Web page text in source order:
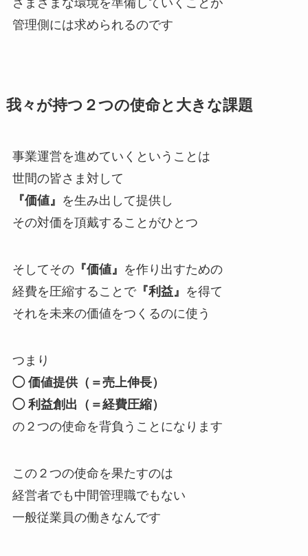
さまざまな環境を準備していくことが
管理側には求められるのです
我々が持つ２つの使命と大きな課題
事業運営を進めていくということは
世間の皆さま対して
『価値』 を生み出して提供し
その対価を頂戴することがひとつ
そしてその『価値』 を作り出すための
経費を圧縮することで『利益』 を得て
それを未来の価値をつくるのに使う
つまり
◯ 価値提供（＝売上伸長）
◯ 利益創出（＝経費圧縮）
の２つの使命を背負うことになります
この２つの使命を果たすのは
経営者でも中間管理職でもない
一般従業員の働きなんです